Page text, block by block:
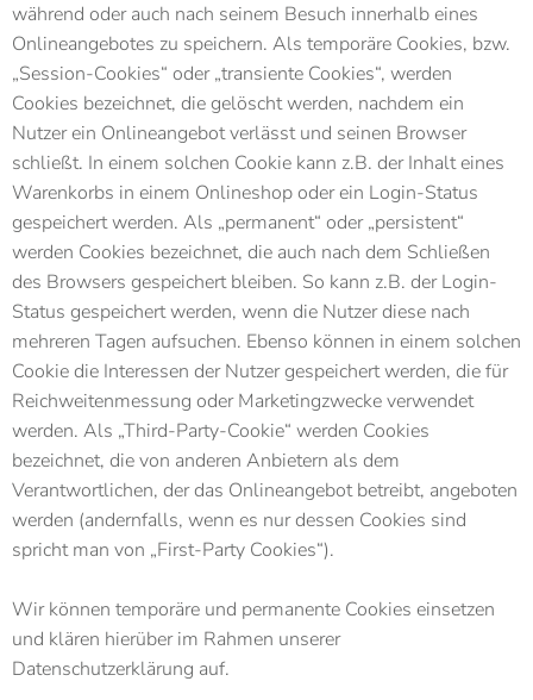
während oder auch nach seinem Besuch innerhalb eines
Onlineangebotes zu speichern. Als temporäre Cookies, bzw.
„Session-Cookies“ oder „transiente Cookies“, werden
Cookies bezeichnet, die gelöscht werden, nachdem ein
Nutzer ein Onlineangebot verlässt und seinen Browser
schließt. In einem solchen Cookie kann z.B. der Inhalt eines
Warenkorbs in einem Onlineshop oder ein Login-Status
gespeichert werden. Als „permanent“ oder „persistent“
werden Cookies bezeichnet, die auch nach dem Schließen
des Browsers gespeichert bleiben. So kann z.B. der Login-
Status gespeichert werden, wenn die Nutzer diese nach
mehreren Tagen aufsuchen. Ebenso können in einem solchen
Cookie die Interessen der Nutzer gespeichert werden, die für
Reichweitenmessung oder Marketingzwecke verwendet
werden. Als „Third-Party-Cookie“ werden Cookies
bezeichnet, die von anderen Anbietern als dem
Verantwortlichen, der das Onlineangebot betreibt, angeboten
werden (andernfalls, wenn es nur dessen Cookies sind
spricht man von „First-Party Cookies“).
Wir können temporäre und permanente Cookies einsetzen
und klären hierüber im Rahmen unserer
Datenschutzerklärung auf.